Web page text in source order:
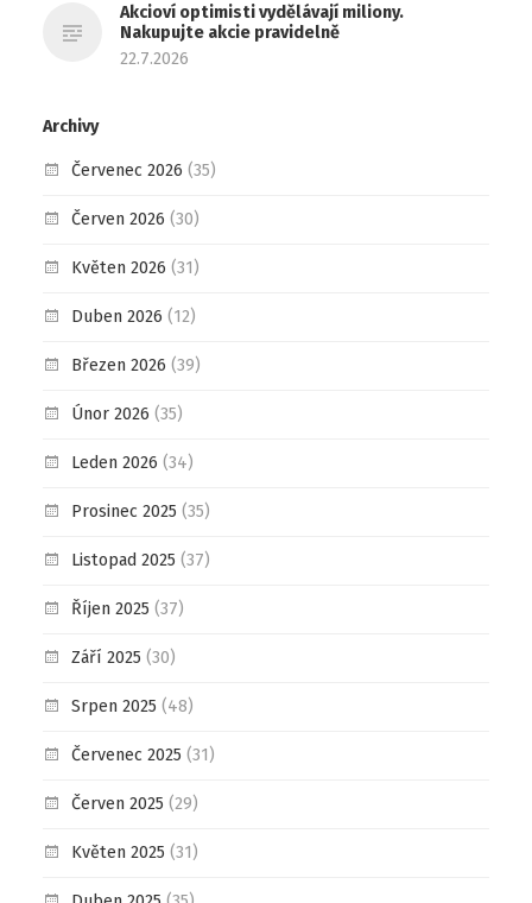
Akcioví optimisti vydělávají miliony.
Nakupujte akcie pravidelně
22.7.2026
Archivy
Červenec 2026 (35)
Červen 2026 (30)
Květen 2026 (31)
Duben 2026 (12)
Březen 2026 (39)
Únor 2026 (35)
Leden 2026 (34)
Prosinec 2025 (35)
Listopad 2025 (37)
Říjen 2025 (37)
Září 2025 (30)
Srpen 2025 (48)
Červenec 2025 (31)
Červen 2025 (29)
Květen 2025 (31)